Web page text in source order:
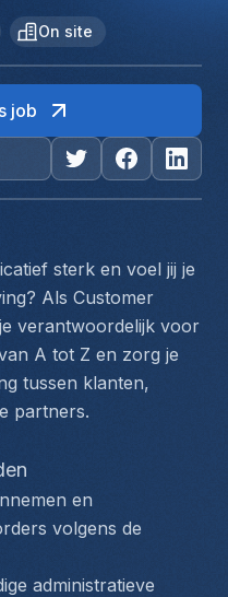
On site
job
sterk en voel jij je
Als Customer
verantwoordelijk voor
A tot Z en zorg je
tussen klanten,
partners.
en
volgens de
administratieve